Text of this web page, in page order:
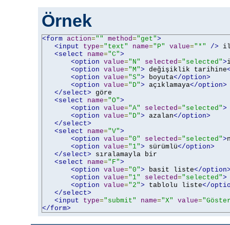
Örnek
<form action="" method="get">
<input
type="text" name="P" value="*" />
<select
name="C">
<option value="N" selected="selected">
<option value="M"> değişiklik tarihine
<option value="S"> boyuta</option>
<option value="D"> açıklamaya</option>
</select> göre
<select
name="O">
<option value="A" selected="selected">
<option value="D"> azalan</option>
</select>
<select
name="V">
<option value="0" selected="selected">
<option value="1"> sürümlü</option>
</select> sıralamayla bir
<select
name="F">
<option value="0"> basit liste</
<option value="1" selected="selected">
<option value="2"> tablolu liste</
</select>
<input
type="submit" name="X" value=
</form>